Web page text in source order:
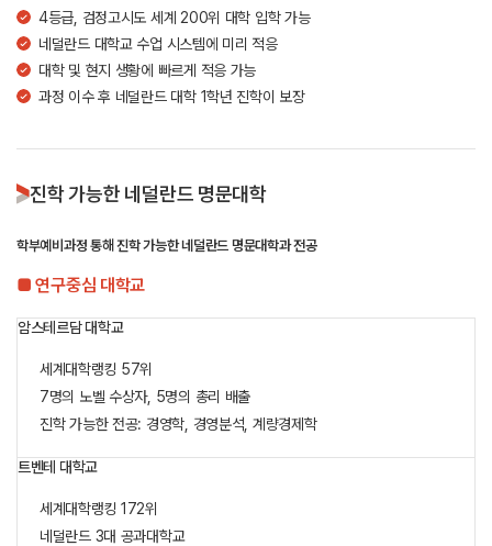
4등급, 검정고시도 세계 200위 대학 입학 가능
네덜란드 대학교 수업 시스템에 미리 적응
대학 및 현지 생황에 빠르게 적응 가능
과정 이수 후 네덜란드 대학 1학년 진학이 보장
진학 가능한 네덜란드 명문대학
학부예비과정 통해 진학 가능한 네덜란드 명문대학과 전공
■ 연구중심 대학교
암스테르담 대학교
세계대학랭킹 57위
7명의 노벨 수상자, 5명의 총리 배출
진학 가능한 전공: 경영학, 경영분석, 계량경제학
트벤테 대학교
세계대학랭킹 172위
네덜란드 3대 공과대학교